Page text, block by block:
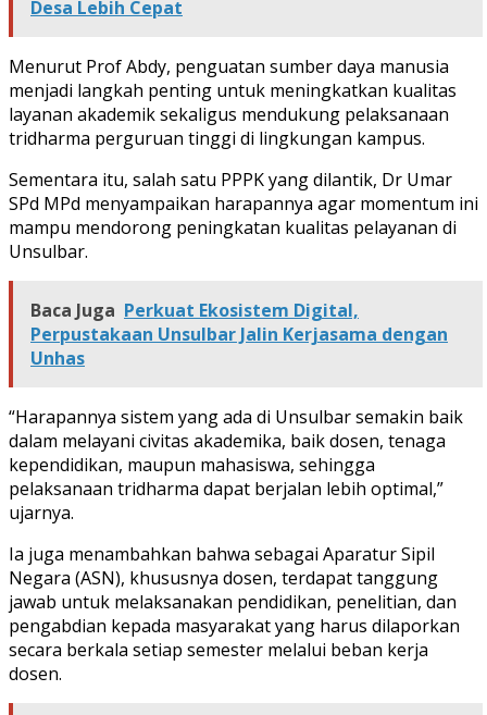
Desa Lebih Cepat
Menurut Prof Abdy, penguatan sumber daya manusia
menjadi langkah penting untuk meningkatkan kualitas
layanan akademik sekaligus mendukung pelaksanaan
tridharma perguruan tinggi di lingkungan kampus.
Sementara itu, salah satu PPPK yang dilantik, Dr Umar
SPd MPd menyampaikan harapannya agar momentum ini
mampu mendorong peningkatan kualitas pelayanan di
Unsulbar.
Baca Juga Perkuat Ekosistem Digital,
Perpustakaan Unsulbar Jalin Kerjasama dengan
Unhas
“Harapannya sistem yang ada di Unsulbar semakin baik
dalam melayani civitas akademika, baik dosen, tenaga
kependidikan, maupun mahasiswa, sehingga
pelaksanaan tridharma dapat berjalan lebih optimal,”
ujarnya.
Ia juga menambahkan bahwa sebagai Aparatur Sipil
Negara (ASN), khususnya dosen, terdapat tanggung
jawab untuk melaksanakan pendidikan, penelitian, dan
pengabdian kepada masyarakat yang harus dilaporkan
secara berkala setiap semester melalui beban kerja
dosen.